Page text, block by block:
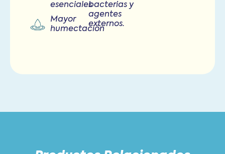
esenciales
Mayor
humectación
bacterias y
agentes
externos.